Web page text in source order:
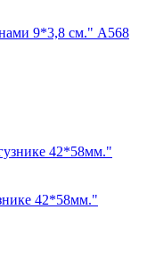
9*3,8 см." А568
42*58мм."